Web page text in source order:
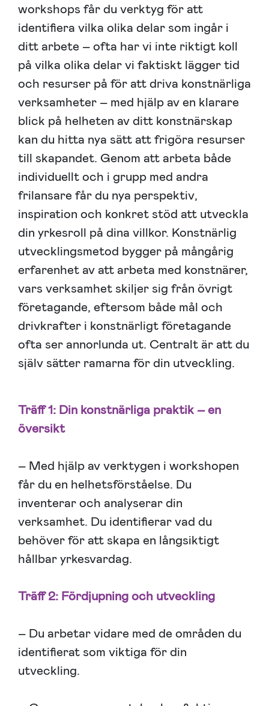
workshops får du verktyg för att
identifiera vilka olika delar som ingår i
ditt arbete – ofta har vi inte riktigt koll
på vilka olika delar vi faktiskt lägger tid
och resurser på för att driva konstnärliga
verksamheter – med hjälp av en klarare
blick på helheten av ditt konstnärskap
kan du hitta nya sätt att frigöra resurser
till skapandet. Genom att arbeta både
individuellt och i grupp med andra
frilansare får du nya perspektiv,
inspiration och konkret stöd att utveckla
din yrkesroll på dina villkor. Konstnärlig
utvecklingsmetod bygger på mångårig
erfarenhet av att arbeta med konstnärer,
vars verksamhet skiljer sig från övrigt
företagande, eftersom både mål och
drivkrafter i konstnärligt företagande
ofta ser annorlunda ut. Centralt är att du
själv sätter ramarna för din utveckling.
Träff 1: Din konstnärliga praktik – en
översikt
– Med hjälp av verktygen i workshopen
får du en helhetsförståelse. Du
inventerar och analyserar din
verksamhet. Du identifierar vad du
behöver för att skapa en långsiktigt
hållbar yrkesvardag.
Träff 2: Fördjupning och utveckling
– Du arbetar vidare med de områden du
identifierat som viktiga för din
utveckling.